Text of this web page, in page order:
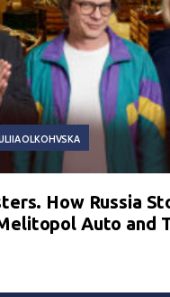
OLKOHVSKA
How Russia
Auto and